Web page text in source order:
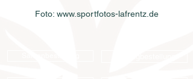
Foto: www.sportfotos-lafrentz.de